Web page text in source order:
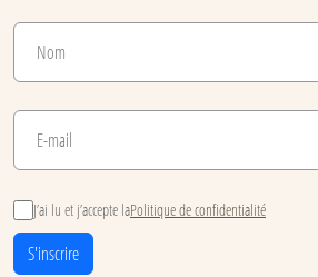
J’ai lu et j’accepte laPolitique de confidentialité
S'inscrire